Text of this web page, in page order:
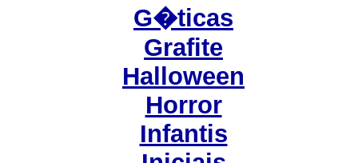
G�ticas
Grafite
Halloween
Horror
Infantis